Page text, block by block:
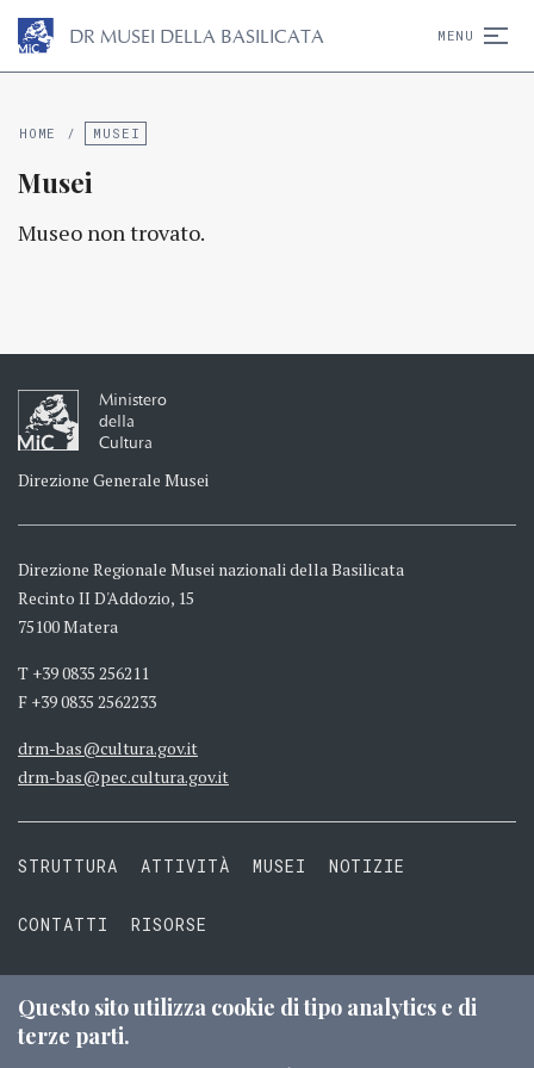
DR MUSEI DELLA BASILICATA MENU
HOME / MUSEI
Musei
Museo non trovato.
Ministero
della
Cultura
Direzione Generale Musei
Direzione Regionale Musei nazionali della Basilicata
Recinto II D'Addozio, 15
75100 Matera
T +39 0835 256211
F +39 0835 2562233
drm-bas@cultura.gov.it
drm-bas@pec.cultura.gov.it
STRUTTURA ATTIVITÀ MUSEI NOTIZIE
CONTATTI RISORSE
PRIVACY COOKIE TERMINI E CONDIZIONI
Questo sito utilizza cookie di tipo analytics e di
terze parti.